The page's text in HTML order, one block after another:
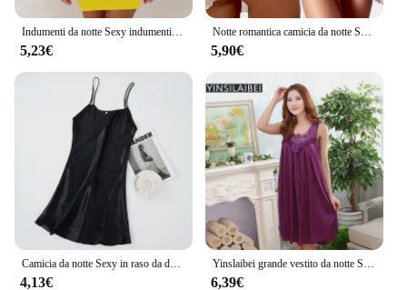
Indumenti da notte Sexy indumenti da notte camicia da notte camicie da notte estate donna 26 alfabeto inglese stampa Pack Hip camicia da notte abito da notte giallo
5,23€
Notte romantica camicia da notte Sexy da donna Homewear Sling Lace Deep V seduzione pigiama Set nuovo Tulle See Through Sex Babydoll Dress
5,90€
Camicia da notte Sexy in raso da donna indumenti da notte in finta seta senza spalline camicie da notte abito da notte senza maniche con scollo a V solido
4,13€
Yinslaibei grande vestito da notte Sexy ghiaccio raso di seta indumenti da notte camicia da notte femminile donne abiti da notte Plus Size camicie da notte
6,39€